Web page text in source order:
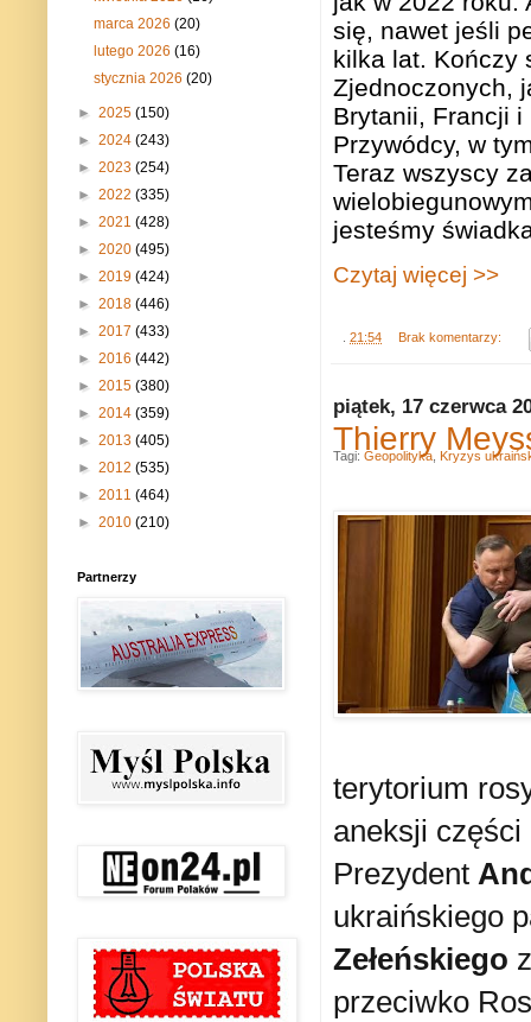
się, nawet jeśli
kilka lat. Kończy
Zjednoczonych,
Brytanii, Francji i
Przywódcy, w
Teraz wszyscy
jesteśmy
Czytaj więcej >>
21:54 Brak komentarzy:
piątek, 17 czerwca
Thierry
terytorium
aneksji
Prezydent
ukraińskiego
Zełeńskiego
przeciwko
Tagi: Geopolityka Kryzys
marca 2026(20)
lutego 2026(16)
stycznia 2026(20)
► 2025 (150)
► 2024 (243)
► 2023 (254)
► 2022 (335)
► 2021 (428)
► 2020 (495)
► 2019 (424)
► 2018 (446)
► 2017 (433)
► 2016 (442)
► 2015 (380)
► 2014 (359)
► 2013 (405)
► 2012 (535)
► 2011 (464)
► 2010 (210)
Partnerzy